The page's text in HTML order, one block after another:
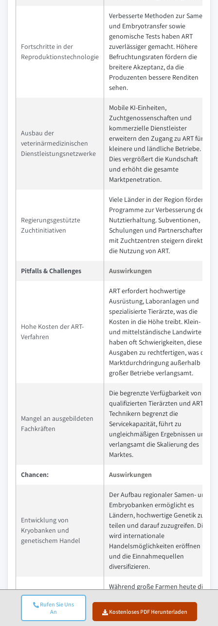
Rufen Sie Uns
An
Kostenloses PDF Herunterladen
Fortschritte in der
Reproduktionstechnologie
Verbesserte Methoden zur Samen-
und Embryotransfer sowie
genomische Tests haben ART
zuverlässiger gemacht. Höhere
Befruchtungsraten fördern die
breitere Akzeptanz, da die
Produzenten bessere Renditen
sehen.
Ausbau der
veterinärmedizinischen
Dienstleistungsnetzwerke
Mobile KI-Einheiten,
Zuchtgenossenschaften und
kommerzielle Dienstleister
erweitern den Zugang zu ART für
kleinere und ländliche Betriebe.
Dies vergrößert die Kundschaft
und erhöht die gesamte
Marktpenetration.
Regierungsgestützte
Zuchtinitiativen
Viele Länder in der Region fördern
Programme zur Verbesserung der
Nutztierhaltung. Subventionen,
Schulungen und Partnerschaften
mit Zuchtzentren steigern direkt
die Nutzung von ART.
Pitfalls & Challenges Auswirkungen
Hohe Kosten der ART-
Verfahren
ART erfordert hochwertige
Ausrüstung, Laboranlagen und
spezialisierte Tierärzte, was die
Kosten in die Höhe treibt. Klein-
und mittelständische Landwirte
haben oft Schwierigkeiten, diese
Ausgaben zu rechtfertigen, was die
Marktdurchdringung außerhalb
großer Betriebe verlangsamt.
Mangel an ausgebildeten
Fachkräften
Die begrenzte Verfügbarkeit von
qualifizierten Tierärzten und ART-
Technikern begrenzt die
Servicekapazität, führt zu
ungleichmäßigen Ergebnissen und
verlangsamt die Skalierung des
Marktes.
Chancen: Auswirkungen
Entwicklung von
Kryobanken und
genetischem Handel
Der Aufbau regionaler Samen- und
Embryobanken ermöglicht es
Ländern, hochwertige Genetik zu
teilen und darauf zuzugreifen. Dies
wird internationale
Handelsmöglichkeiten eröffnen
und die Einnahmequellen
diversifizieren.
Erweiterung der
Reichweite auf kleine und
Während große Farmen heute die
Einführung erschwinglicher ART-
Modelle für kleinere Landwirte